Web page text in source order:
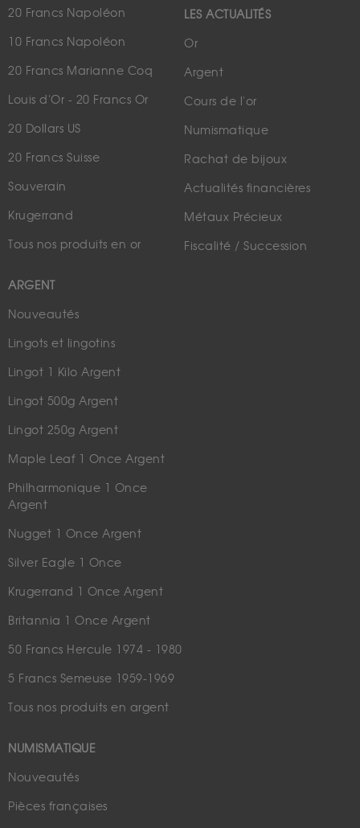
20 Francs Napoléon
10 Francs Napoléon
20 Francs Marianne Coq
Louis d'Or - 20 Francs Or
20 Dollars US
20 Francs Suisse
Souverain
Krugerrand
Tous nos produits en or
ARGENT
Nouveautés
Lingots et lingotins
Lingot 1 Kilo Argent
Lingot 500g Argent
Lingot 250g Argent
Maple Leaf 1 Once Argent
Philharmonique 1 Once
Argent
Nugget 1 Once Argent
Silver Eagle 1 Once
Krugerrand 1 Once Argent
Britannia 1 Once Argent
50 Francs Hercule 1974 - 1980
5 Francs Semeuse 1959-1969
Tous nos produits en argent
NUMISMATIQUE
Nouveautés
Pièces françaises
LES ACTUALITÉS
Or
Argent
Cours de l'or
Numismatique
Rachat de bijoux
Actualités financières
Métaux Précieux
Fiscalité / Succession